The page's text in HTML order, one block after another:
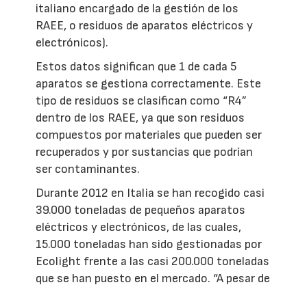
italiano encargado de la gestión de los
RAEE, o residuos de aparatos eléctricos y
electrónicos).
Estos datos significan que 1 de cada 5
aparatos se gestiona correctamente. Este
tipo de residuos se clasifican como “R4”
dentro de los RAEE, ya que son residuos
compuestos por materiales que pueden ser
recuperados y por sustancias que podrían
ser contaminantes.
Durante 2012 en Italia se han recogido casi
39.000 toneladas de pequeños aparatos
eléctricos y electrónicos, de las cuales,
15.000 toneladas han sido gestionadas por
Ecolight frente a las casi 200.000 toneladas
que se han puesto en el mercado. “A pesar de